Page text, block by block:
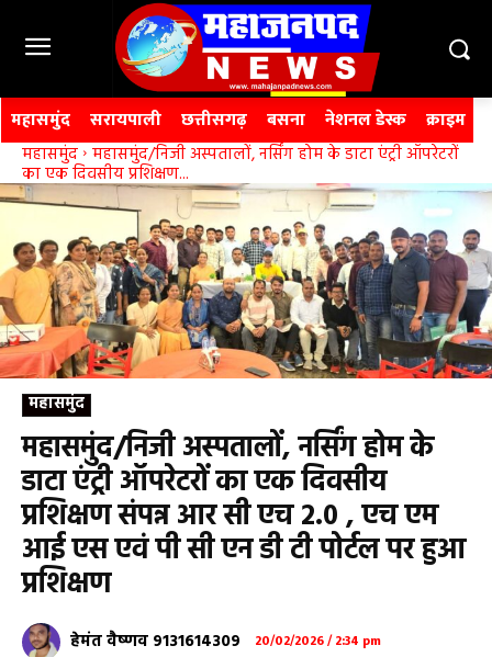
महासमुंद सरायपाली छत्तीसगढ़ बसना नेशनल डेस्क क्राइम
महासमुंद महासमुंद/निजी अस्पतालों, नर्सिंग होम के डाटा एंट्री ऑपरेटरों
का एक दिवसीय प्रशिक्षण...
महासमुंद
महासमुंद/निजी अस्पतालों, नर्सिंग होम के
डाटा एंट्री ऑपरेटरों का एक दिवसीय
प्रशिक्षण संपन्न आर सी एच 2.0 , एच एम
आई एस एवं पी सी एन डी टी पोर्टल पर हुआ
प्रशिक्षण
हेमंत वैष्णव 9131614309 20/02/2026 / 2:34 pm